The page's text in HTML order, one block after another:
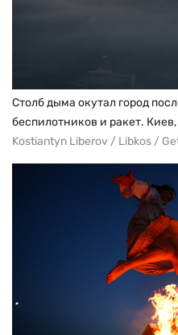
Столб дыма окутал город
беспилотников и ракет.
Kostiantyn Liberov / Libkos /